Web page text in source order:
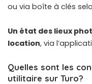
ou via boîte à clés
Un état des lieux
location, via
Quelles sont les
utilitaire sur Turo?